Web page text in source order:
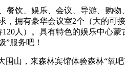
饮、娱乐、会议、导游、购
拥有豪华会议室2个（大的可
人）。具有特色的娱乐中心
”服务吧！
山，来森林宾馆体验森林“氧吧